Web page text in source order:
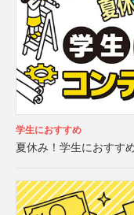
学生におすすめ
夏休み！学生におすす